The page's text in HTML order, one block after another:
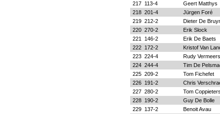
217 113-4
Geert Matthys
218 201-4
Jürgen Foré
219 212-2
Dieter De
220 270-2
Erik Slock
221
146-2
Erik De Baets
222 172-2
Kristof Van
223 224-4
Rudy Vermeers
224 244-4
Tim De
225 209-2
Tom Fichefet
226 191-2
Chris
227 280-2
Tom
228 190-2
Guy De Bolle
229 137-2
Benoit Avau